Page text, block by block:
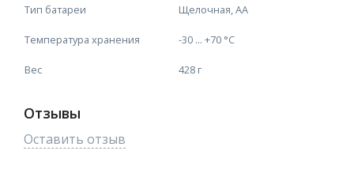
Тип батареи Щелочная, АА
Температура хранения -30 ... +70 °C
Вес 428 г
Отзывы
Оставить отзыв